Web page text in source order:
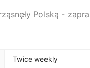
Polską -
Twice weekly